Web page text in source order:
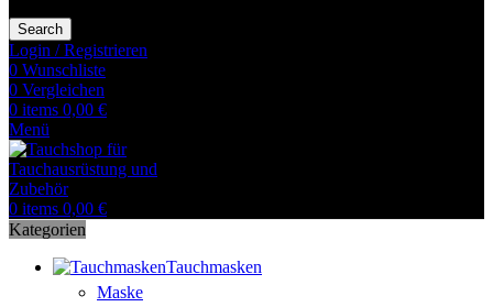
Search
Login / Registrieren
0 Wunschliste
0 Vergleichen
0 items 0,00 €
Menü
0 items 0,00 €
Kategorien
Tauchmasken
Maske